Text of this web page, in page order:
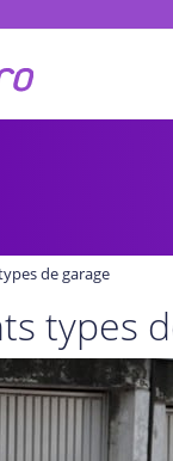
de garage
types